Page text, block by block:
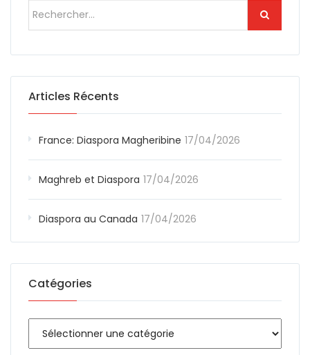
Articles Récents
France: Diaspora Magheribine 17/04/2026
Maghreb et Diaspora 17/04/2026
Diaspora au Canada 17/04/2026
Catégories